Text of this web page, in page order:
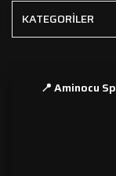
KATEGORİLER
📍 Aminocu